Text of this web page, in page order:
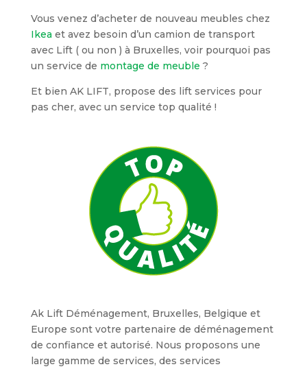
Vous venez d’acheter de nouveau meubles chez
Ikea et avez besoin d’un camion de transport
avec Lift ( ou non ) à Bruxelles, voir pourquoi pas
un service de montage de meuble ?
Et bien AK LIFT, propose des lift services pour
pas cher, avec un service top qualité !
Ak Lift Déménagement, Bruxelles, Belgique et
Europe sont votre partenaire de déménagement
de confiance et autorisé. Nous proposons une
large gamme de services, des services